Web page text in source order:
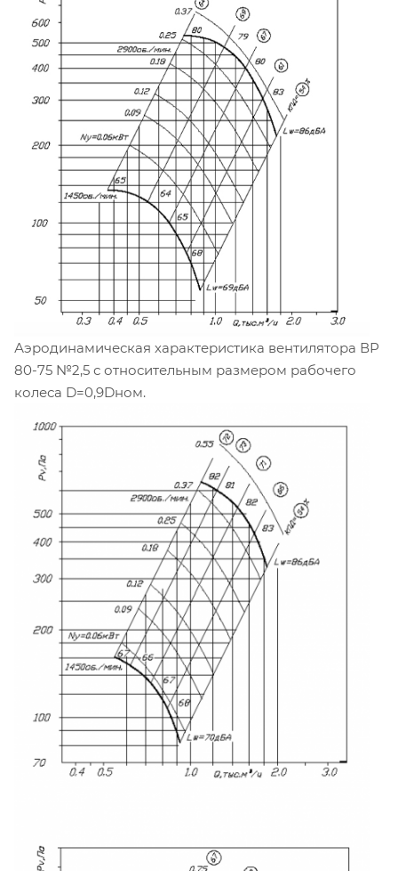
Аэродинамическая характеристика вентилятора ВР
80-75 №2,5 с относительным размером рабочего
колеса D=0,9Dном.